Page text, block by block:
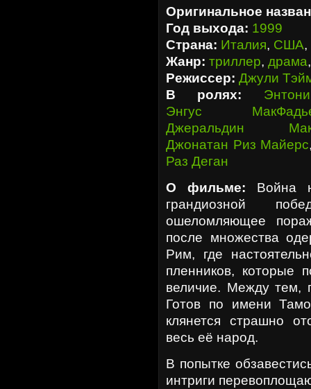
Оригинальное
Год выхода: 1999
Страна: Италия, США,
Жанр: триллер, драма
Режиссер: Джули
В ролях:
Энгус
Джеральдин
Джонатан Риз Майерс
Раз Деган
О фильме: Война
грандиозной
ошеломляющее
после множества
Рим, где
пленников, которые
величие. Между тем,
Готов по имени
клянется страшно
весь её народ.
В попытке
интриги